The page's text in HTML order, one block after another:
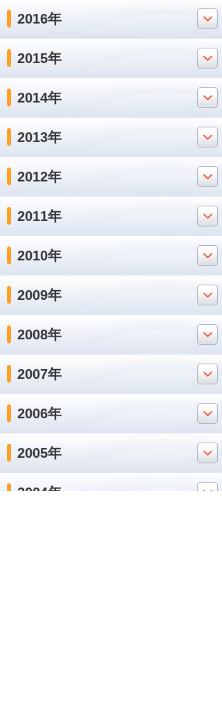
2016年
2015年
2014年
2013年
2012年
2011年
2010年
2009年
2008年
2007年
2006年
2005年
2004年